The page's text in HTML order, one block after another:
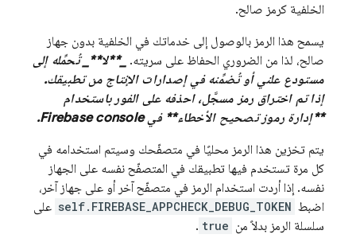
الخلفية كرمز صالح.
يسمح هذا الرمز بالوصول إلى خدماتك في الخلفية بدون جهاز
صالح، لذا من الضروري الحفاظ على سريته. _**لا**_ تُحمِّله إلى
مستودع علني أو تُضمِّنه في إصدارات الإنتاج من تطبيقك.
إذا تم اختراق رمز مسجَّل، احذفه على الفور باستخدام
**إدارة رموز تصحيح الأخطاء** في
Firebaseconsole.
يتم تخزين هذا الرمز محليًا في متصفّحك وسيتم استخدامه في
كل مرة تستخدم فيها تطبيقك في المتصفّح نفسه على الجهاز
نفسه. إذا أردت استخدام الرمز في متصفّح آخر أو على جهاز آخر،
اضبط self.FIREBASE_APPCHECK_DEBUG_TOKEN على
سلسلة الرمز بدلاً من true
.